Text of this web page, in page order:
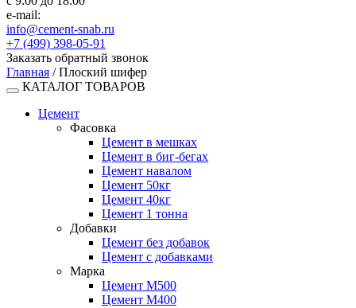
e-mail:
info@cement-snab.ru
+7 (499) 398-05-91
Заказать обратный звонок
Главная / Плоский шифер
КАТАЛОГ ТОВАРОВ
Цемент
Фасовка
Цемент в мешках
Цемент в биг-бегах
Цемент навалом
Цемент 50кг
Цемент 40кг
Цемент 1 тонна
Добавки
Цемент без добавок
Цемент с добавками
Марка
Цемент М500
Цемент М400